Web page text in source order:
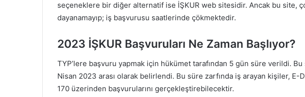
seçeneklere bir diğer alternatif ise İŞKUR web sitesidir. Ancak bu site,
dayanamayıp; iş başvurusu saatlerinde çökmektedir.
2023 İŞKUR Başvuruları Ne Zaman Başlıyor?
TYP’lere başvuru yapmak için hükümet tarafından 5 gün süre verildi.
Nisan 2023 arası olarak belirlendi. Bu süre zarfında iş arayan kişiler, E-
170 üzerinden başvurularını gerçekleştirebilecektir.